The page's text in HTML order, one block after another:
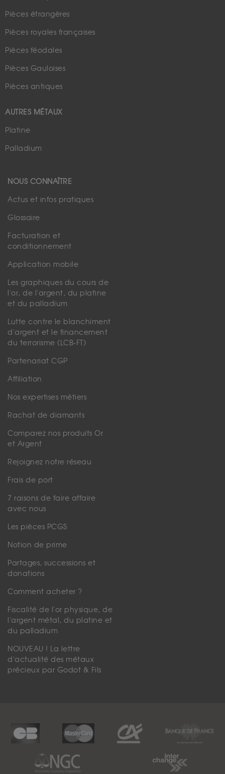
Pièces étrangères
Pièces royales françaises
Pièces féodales
Pièces Gauloises
Pièces antiques
AUTRES MÉTAUX
Platine
Palladium
NOUS CONNAÎTRE
Actus et infos pratiques
Glossaire
Facturation et
conditionnement
Application mobile
Les graphiques du cours de
l'or, de l'argent, du platine
et du palladium
Lutte contre le blanchiment
d'argent et le financement
du terrorisme (LCB-FT)
Partenariat CGP
Affiliation
Nos expertises métiers
Rachat de diamants
Comparez nos produits Or
et Argent
Rejoignez notre réseau
Frais de port
7 raisons de faire affaire
avec nous
Les pièces PCGS
Notion de prime
Partages, successions et
donations
Comment acheter ?
Fiscalité de l'or physique, de
l'argent métal, du platine et
du palladium
NOUVEAU ! La lettre
d'actualité des métaux
précieux par Godot & Fils